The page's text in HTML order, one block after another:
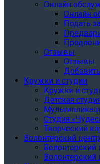
Онлайн
Онлайн
Подать
Отзывы
Отзывы
Кружки и студии
Кружки и
Детская
Студия
Творческий
Волонтерский центр
Волонтерский
Волонтерский